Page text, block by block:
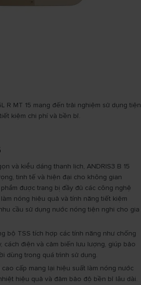
R MT 15 mang đến trải nghiệm sử dụng tiện
kiệm chi phí và bền bỉ.
và kiểu dáng thanh lịch, ANDRIS3 B 15
tinh tế và hiện đại cho không gian
được trang bị đầy đủ các công nghệ
nóng hiệu quả và tính năng tiết kiệm
cầu sử dụng nước nóng tiện nghi cho gia
bộ TSS tích hợp các tính năng như chống
cách điện và cảm biến lưu lượng, giúp bảo
dùng trong quá trình sử dụng.
cấp mang lại hiệu suất làm nóng nước
hiệu quả và đảm bảo độ bền bỉ lâu dài.